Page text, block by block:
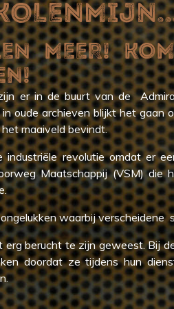
MEER!
er in de buurt van de
oude archieven blijkt het gaan
maaiveld bevindt.
revolutie omdat er
Maatschappij (VSM) die
waarbij verscheidene
erg berucht te zijn geweest. Bij
doordat ze tijdens hun